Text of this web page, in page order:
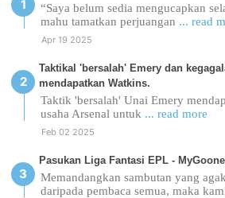
“Saya belum sedia mengucapkan
mahu tamatkan perjuangan ... read
Apr 19 2025
Taktikal 'bersalah' Emery dan
mendapatkan Watkins.
Taktik 'bersalah' Unai Emery
usaha Arsenal untuk ... read more
Feb 02 2025
Pasukan Liga Fantasi EPL -
Memandangkan sambutan yang
daripada pembaca semua, maka